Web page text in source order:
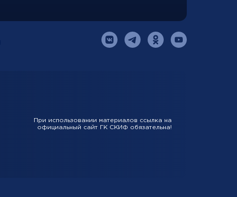
При использовании материалов ссылка на
официальный сайт ГК СКИФ обязательна!